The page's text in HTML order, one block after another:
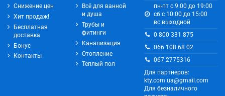
Снижение цен
Хит продаж!
Бесплатная
доставка
Бонус
Контакты
Всё для ванной
и душа
Трубы и
фитинги
Канализация
Отопление
Теплый пол
пн-пт с 9:00 до 19:00
сб с 10:00 до 15:00
вс выходной
0 800 331 875
066 108 68 02
067 2775316
Для партнеров:
kty.com.ua@gmail.com
Для безналичного